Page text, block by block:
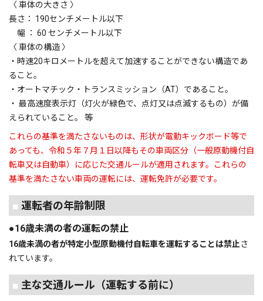
〈 車体の大きさ 〉
長さ： 190センチメートル以下
幅 ： 60 センチメートル以下
〈 車体の構造 〉
・時速20キロメートルを超えて加速することができない構造であ
ること。
・オートマチック・トランスミッション（AT）であること。
・ 最高速度表示灯（灯火が緑色で、点灯又は点滅するもの）が備
えられていること。 等
これらの基準を満たさないものは、形状が電動キックボード等で
あっても、令和５年７月１日以降もその車両区分（一般原動機付自
転車又は自動車）に応じた交通ルールが適用されます。これらの
基準を満たさない車両の運転には、運転免許が必要です。
■ 運転者の年齢制限
●16歳未満の者の運転の禁止
16歳未満の者が特定小型原動機付自転車を運転することは禁止さ
れています。
■ 主な交通ルール（運転する前に）